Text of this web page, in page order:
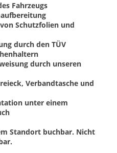
Fahrzeugs
Schutzfolien und
durch den TÜV
durch unseren
Verbandtasche und
unter einem
Standort buchbar. Nicht